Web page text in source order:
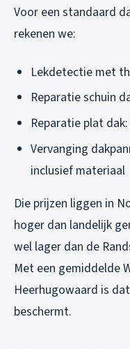
Voor een standaard
rekenen we:
Lekdetectie met
Reparatie schuin
Reparatie plat
Vervanging
inclusief materiaal
Die prijzen liggen in
hoger dan landelijk
wel lager dan de
Met een gemiddelde
Heerhugowaard is
beschermt.